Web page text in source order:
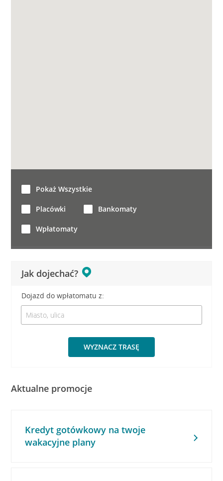
Jak dojechać?
Dojazd do wpłatomatu z:
WYZNACZ TRASĘ
Pokaż Wszystkie
Placówki Bankomaty
Wpłatomaty
Aktualne promocje
Kredyt gotówkowy na twoje
wakacyjne plany